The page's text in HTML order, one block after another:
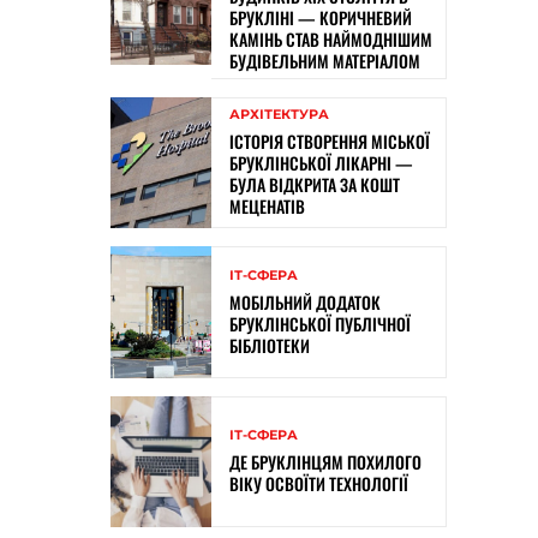
БРУКЛІНІ — КОРИЧНЕВИЙ
КАМІНЬ СТАВ НАЙМОДНІШИМ
БУДІВЕЛЬНИМ МАТЕРІАЛОМ
АРХІТЕКТУРА
ІСТОРІЯ СТВОРЕННЯ МІСЬКОЇ
БРУКЛІНСЬКОЇ ЛІКАРНІ —
БУЛА ВІДКРИТА ЗА КОШТ
МЕЦЕНАТІВ
ІТ-СФЕРА
МОБІЛЬНИЙ ДОДАТОК
БРУКЛІНСЬКОЇ ПУБЛІЧНОЇ
БІБЛІОТЕКИ
ІТ-СФЕРА
ДЕ БРУКЛІНЦЯМ ПОХИЛОГО
ВІКУ ОСВОЇТИ ТЕХНОЛОГІЇ